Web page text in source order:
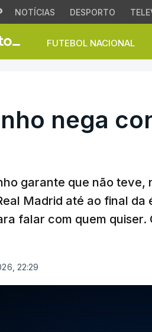
NOTÍCIAS DESPORTO
FUTEBOL NACIONAL
nega
nega
garante que não
Madrid até ao final da
falar com quem
22:29